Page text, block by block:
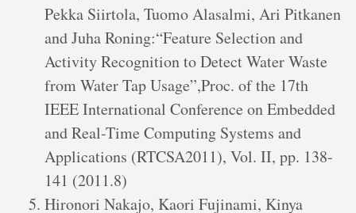
Pekka Siirtola, Tuomo Alasalmi, Ari Pitkanen
and Juha Roning:“Feature Selection and
Activity Recognition to Detect Water Waste
from Water Tap Usage”,Proc. of the 17th
IEEE International Conference on Embedded
and Real-Time Computing Systems and
Applications (RTCSA2011), Vol. II, pp. 138-
141 (2011.8)
Hironori Nakajo, Kaori Fujinami, Kinya